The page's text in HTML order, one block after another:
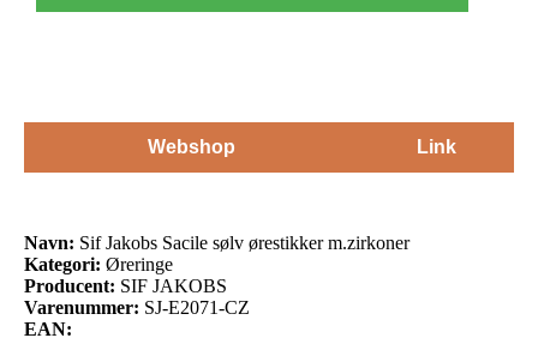
Webshop Link
Navn: Sif Jakobs Sacile sølv ørestikker m.zirkoner
Kategori: Øreringe
Producent: SIF JAKOBS
Varenummer: SJ-E2071-CZ
EAN: